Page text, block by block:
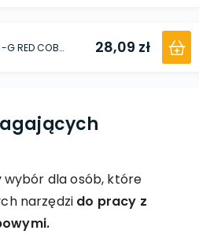
Wiertła do metalu HSS-G RED COBALT 7,0 mm 28,09 zł
wybór dla osób, które
narzędzi do pracy z